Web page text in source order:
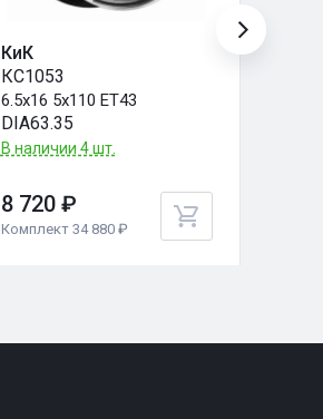
КиК
КС1053
6.5x16 5x110 ET43
DIA63.35
В наличии 4 шт.
8 720 ₽
Комплект 34 880 ₽